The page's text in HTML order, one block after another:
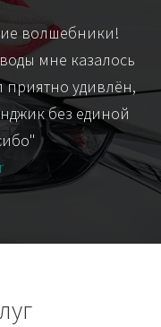
волшебники!
мне казалось
приятно удивлён,
без единой